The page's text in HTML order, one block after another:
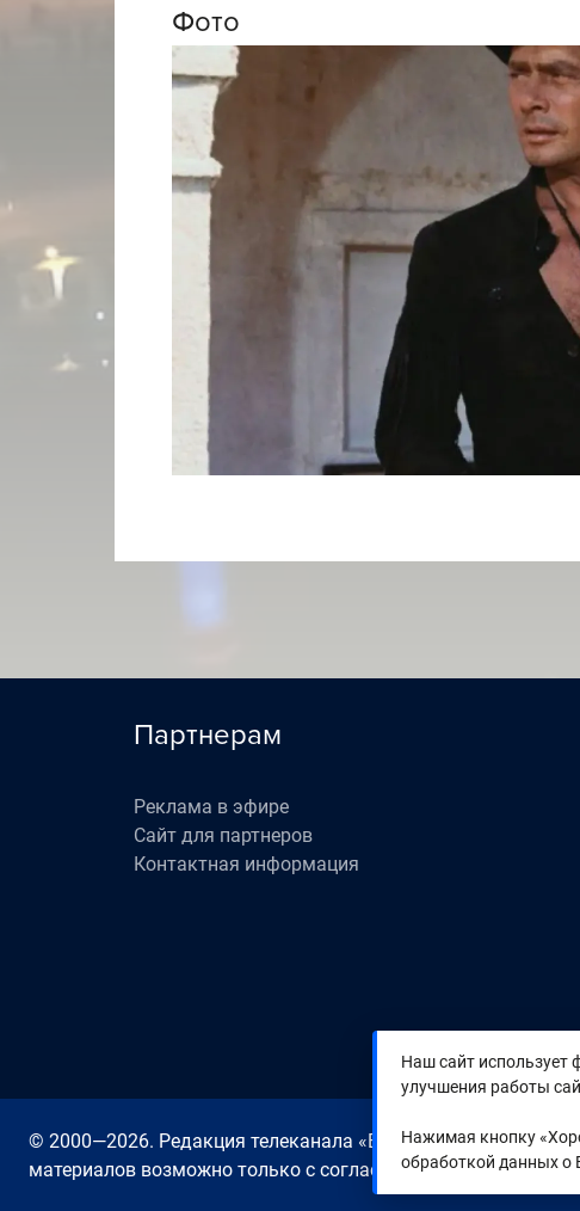
Фото
Партнерам
Реклама в эфире
Сайт для партнеров
Контактная информация
© 2000—2026. Редакция телеканала «Время». Все права
материалов возможно только с согласия Редакции
Наш сайт использует
улучшения работы
Нажимая кнопку
обработкой данных о